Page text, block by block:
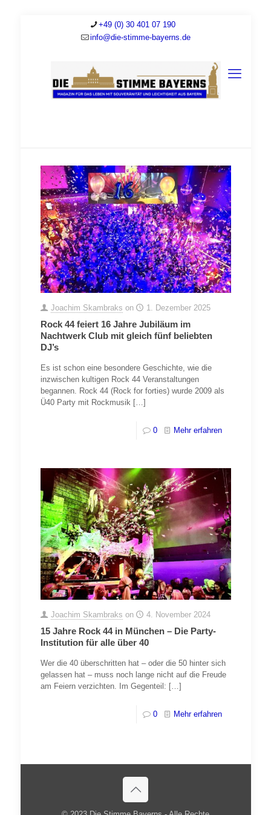
+49 (0) 30 401 07 190
info@die-stimme-bayerns.de
Joachim Skambraks on 1. Dezember 2025
Rock 44 feiert 16 Jahre Jubiläum im
Nachtwerk Club mit gleich fünf beliebten
DJ’s
Es ist schon eine besondere Geschichte, wie die
inzwischen kultigen Rock 44 Veranstaltungen
begannen. Rock 44 (Rock for forties) wurde 2009 als
Ü40 Party mit Rockmusik[…]
0 Mehr erfahren
Joachim Skambraks on 4. November 2024
15 Jahre Rock 44 in München – Die Party-
Institution für alle über 40
Wer die 40 überschritten hat – oder die 50 hinter sich
gelassen hat – muss noch lange nicht auf die Freude
am Feiern verzichten. Im Gegenteil: […]
0 Mehr erfahren